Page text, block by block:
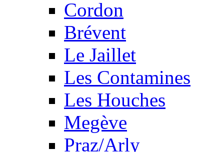
Cordon
Brévent
Le Jaillet
Les Contamines
Les Houches
Megève
Praz/Arly